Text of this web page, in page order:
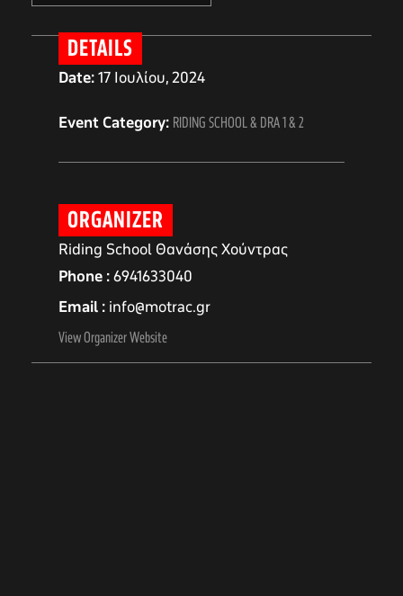
DETAILS
Date:17 Ιουλίου, 2024
Event Category: RIDING SCHOOL & DRA 1 & 2
ORGANIZER
Riding School Θανάσης Χούντρας
Phone 6941633040
Email info@motrac.gr
View Organizer Website